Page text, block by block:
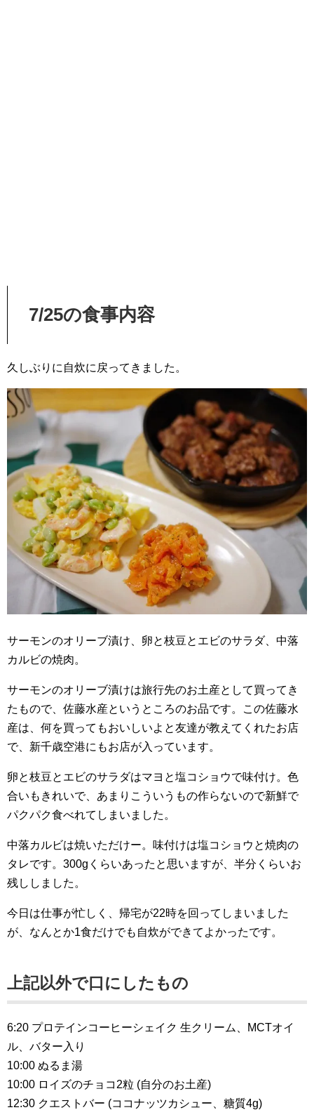
7/25の食事内容
久しぶりに自炊に戻ってきました。
サーモンのオリーブ漬け、卵と枝豆とエビのサラダ、中落
カルビの焼肉。
サーモンのオリーブ漬けは旅行先のお土産として買ってき
たもので、佐藤水産というところのお品です。この佐藤水
産は、何を買ってもおいしいよと友達が教えてくれたお店
で、新千歳空港にもお店が入っています。
卵と枝豆とエビのサラダはマヨと塩コショウで味付け。色
合いもきれいで、あまりこういうもの作らないので新鮮で
パクパク食べれてしまいました。
中落カルビは焼いただけー。味付けは塩コショウと焼肉の
タレです。300gくらいあったと思いますが、半分くらいお
残ししました。
今日は仕事が忙しく、帰宅が22時を回ってしまいました
が、なんとか1食だけでも自炊ができてよかったです。
上記以外で口にしたもの
6:20 プロテインコーヒーシェイク 生クリーム、MCTオイ
ル、バター入り
10:00 ぬるま湯
10:00 ロイズのチョコ2粒 (自分のお土産)
12:30 クエストバー (ココナッツカシュー、糖質4g)